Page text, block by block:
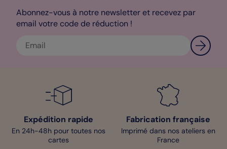
Abonnez-vous à notre newsletter et recevez par
email votre code de réduction !
Expédition rapide
En 24h-48h pour toutes nos
cartes
Fabrication française
Imprimé dans nos ateliers en
France